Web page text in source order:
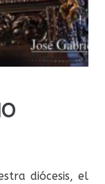
diócesis, el